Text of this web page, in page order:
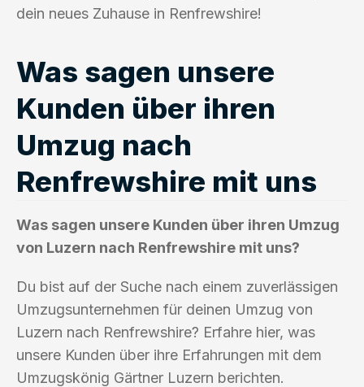
dein neues Zuhause in Renfrewshire!
Was sagen unsere
Kunden über ihren
Umzug nach
Renfrewshire mit uns
Was sagen unsere Kunden über ihren Umzug
von Luzern nach Renfrewshire mit uns?
Du bist auf der Suche nach einem zuverlässigen
Umzugsunternehmen für deinen Umzug von
Luzern nach Renfrewshire? Erfahre hier, was
unsere Kunden über ihre Erfahrungen mit dem
Umzugskönig Gärtner Luzern berichten.